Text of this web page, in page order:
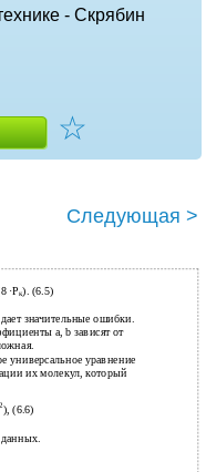
- Скрябин
☆
Следующая >
·Pк). (6.5)
значительные ошибки.
а, b зависят от
уравнение
их молекул, который
), (6.6)